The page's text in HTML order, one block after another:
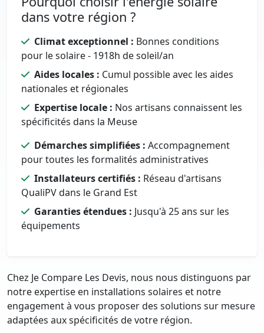
dans votre région ?
Climat exceptionnel : Bonnes conditions
pour le solaire - 1918h de soleil/an
Aides locales : Cumul possible avec les aides
nationales et régionales
Expertise locale : Nos artisans connaissent les
spécificités dans la Meuse
Démarches simplifiées : Accompagnement
pour toutes les formalités administratives
Installateurs certifiés : Réseau d'artisans
QualiPV dans le Grand Est
Garanties étendues : Jusqu'à 25 ans sur les
équipements
Chez Je Compare Les Devis, nous nous distinguons par
notre expertise en installations solaires et notre
engagement à vous proposer des solutions sur mesure
adaptées aux spécificités de votre région.